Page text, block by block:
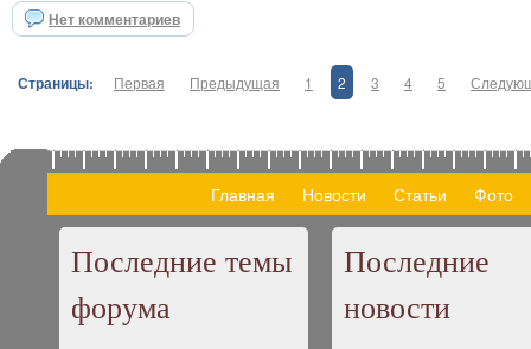
Нет комментариев
Страницы: Первая Предыдущая 1 2 3 4 5
Главная Новости Статьи Фото
Последние темы
форума
Последние
новости